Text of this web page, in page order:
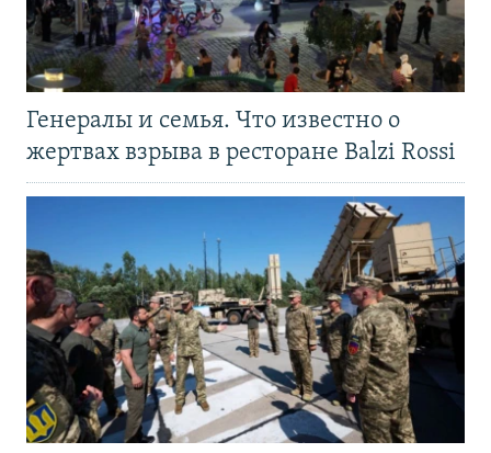
Генералы и семья. Что известно о
жертвах взрыва в ресторане Balzi Rossi